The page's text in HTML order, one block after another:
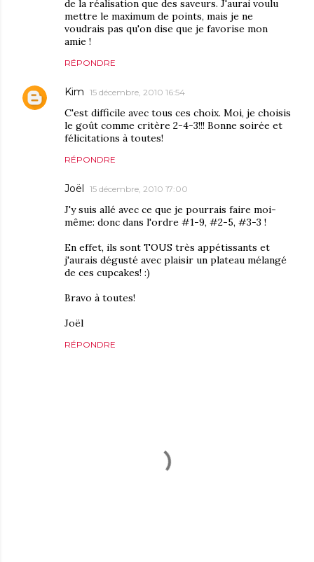
de la réalisation que des saveurs. J'aurai voulu
mettre le maximum de points, mais je ne
voudrais pas qu'on dise que je favorise mon
amie !
RÉPONDRE
Kim 15 décembre, 2010 16:54
C'est difficile avec tous ces choix. Moi, je choisis
le goût comme critère 2-4-3!!! Bonne soirée et
félicitations à toutes!
RÉPONDRE
Joël 15 décembre, 2010 17:00
J'y suis allé avec ce que je pourrais faire moi-
même: donc dans l'ordre #1-9, #2-5, #3-3 !
En effet, ils sont TOUS très appétissants et
j'aurais dégusté avec plaisir un plateau mélangé
de ces cupcakes! :)
Bravo à toutes!
Joël
RÉPONDRE